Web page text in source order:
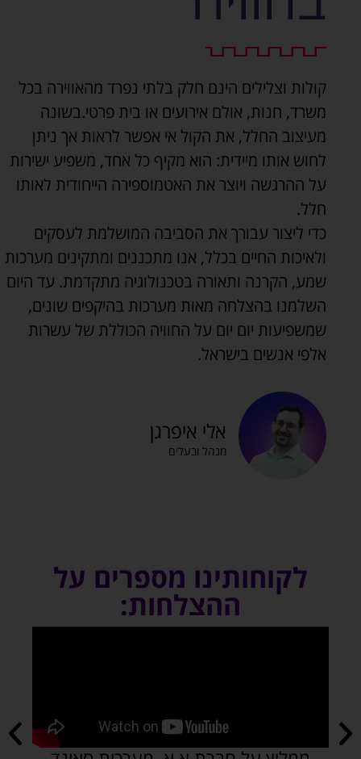
קולות וצלילים הינם חלק בלתי נפרד מהאווירה בכל
משרד, חנות, אולם אירועים או בית פרטי.בשונה
מעיצוב החלל, את הקול אי אפשר לראות אך ניתן
לחוש אותו מיידית: הוא מקיף כל אחד, משפיע ישירות
על ההרגשה ויוצר את האטמוספירה הייחודית לאותו
חלל.
כדי ליצור עבורך את הסביבה המושלמת לעסקים
ולאיכות החיים בכלל, אנו מתכננים ומתקינים מערכות
שמע, הקרנה ותאורה בטכנולוגיה מתקדמת. עד היום
השלמנו בהצלחה מאות מערכות בהיקפים שונים,
שמשפיעות יום יום על החוויה הכוללת של עשרות
אלפי אנשים בישראל.
אלי איפרגן
מנהל ובעלים
לקוחותינו מספרים על
ההצלחות: